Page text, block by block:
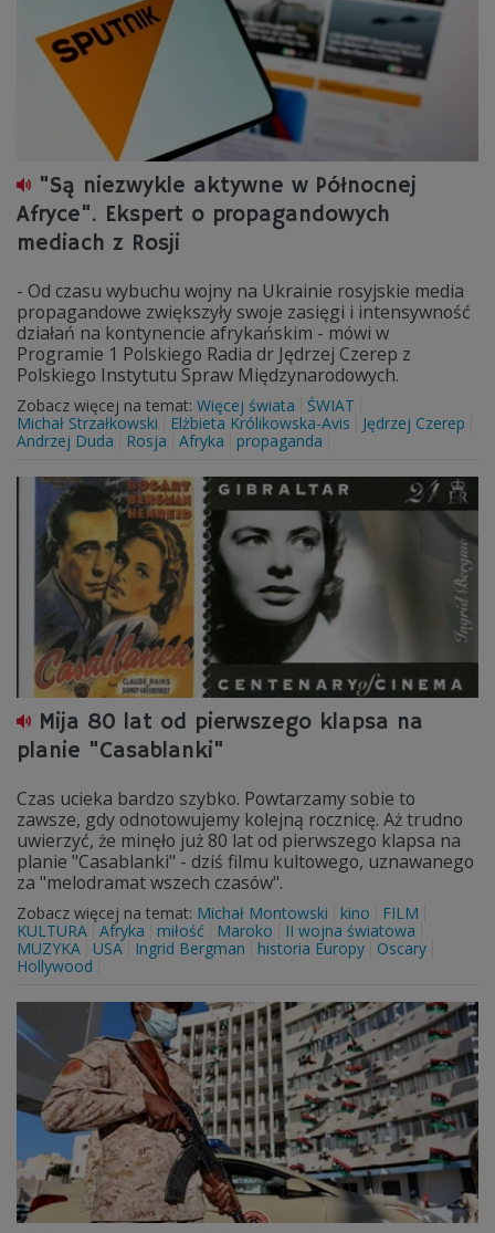
"Są niezwykle aktywne w Północnej
Afryce". Ekspert o propagandowych
mediach z Rosji
- Od czasu wybuchu wojny na Ukrainie rosyjskie media
propagandowe zwiększyły swoje zasięgi i intensywność
działań na kontynencie afrykańskim - mówi w
Programie 1 Polskiego Radia dr Jędrzej Czerep z
Polskiego Instytutu Spraw Międzynarodowych.
Zobacz więcej na temat: Więcej świata
ŚWIAT
Michał Strzałkowski
Elżbieta Królikowska-Avis
Jędrzej Czerep
Andrzej Duda
Rosja Afryka propaganda
Mija 80 lat od pierwszego klapsa na
planie "Casablanki"
Czas ucieka bardzo szybko. Powtarzamy sobie to
zawsze, gdy odnotowujemy kolejną rocznicę. Aż trudno
uwierzyć, że minęło już 80 lat od pierwszego klapsa na
planie "Casablanki" - dziś filmu kultowego, uznawanego
za "melodramat wszech czasów".
Zobacz więcej na temat: Michał Montowski kino
FILM
KULTURA Afryka miłość Maroko
II wojna światowa
MUZYKA
USA Ingrid Bergman historia Europy
Oscary
Hollywood